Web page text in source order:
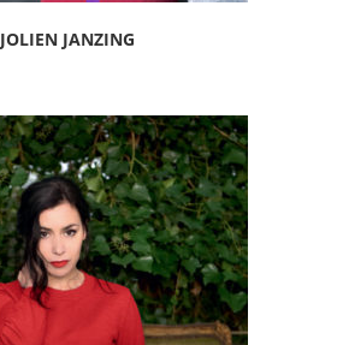
JOLIEN JANZING